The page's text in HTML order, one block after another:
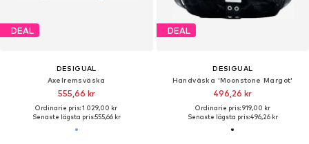
DEAL
DESIGUAL
Axelremsväska
555,66 kr
Ordinarie pris: 1 029,00 kr
Senaste lägsta pris:555,66 kr
DEAL
DESIGUAL
Handväska 'Moonstone Margot'
496,26 kr
Ordinarie pris: 919,00 kr
Senaste lägsta pris:496,26 kr